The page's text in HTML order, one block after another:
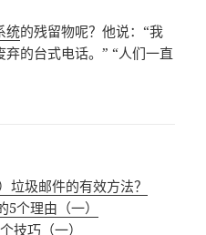
统的残留物呢？他说：“我
的台式电话。” “人们一直
圾邮件的有效方法？
个理由（一）
技巧（一）